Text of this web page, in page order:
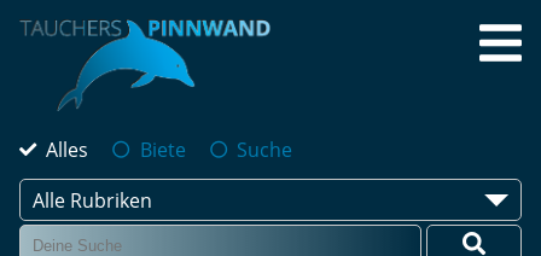
Alles Biete
Suche
Alle Rubriken